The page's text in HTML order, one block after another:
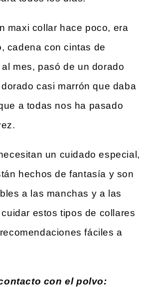
maxi collar hace poco, era
cadena con cintas de
mes, pasó de un dorado
casi marrón que daba
a todas nos ha pasado
un cuidado especial,
hechos de fantasía y son
a las manchas y a las
estos tipos de collares
fáciles a
con el polvo: